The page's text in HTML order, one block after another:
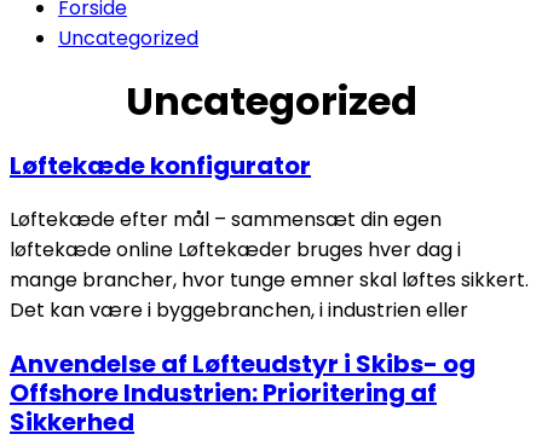
Forside
Uncategorized
Uncategorized
Løftekæde konfigurator
Løftekæde efter mål – sammensæt din egen
løftekæde online Løftekæder bruges hver dag i
mange brancher, hvor tunge emner skal løftes sikkert.
Det kan være i byggebranchen, i industrien eller
Anvendelse af Løfteudstyr i Skibs- og
Offshore Industrien: Prioritering af
Sikkerhed